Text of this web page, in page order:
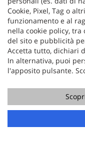
antiparticolato,
posteriori, Frenata
interna,
CASUAL LOMSA con
retrattili (4) - 2
Panchetta posteriore
anteriori con inserti
Assistance e
e Teleservices,
con luci diurne LED a
altezza, Sedile
Sedile posteriore
Cookie, Pixel, Tag o
funzionamento e al
nella cookie policy,
del sito e pubblicità
Accetta tutto, dichiari
In alternativa, puoi
l'apposito pulsante.